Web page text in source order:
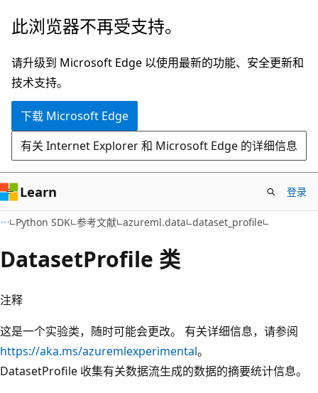
跳
主
要
内
跳
页
内
导
此浏览器不再受支持。
请升级到 Microsoft Edge 以使用最新的功能、安全更新和
技术支持。
下载 Microsoft Edge
有关 Internet Explorer 和 Microsoft Edge 的详细信息
Learn 登录
Python SDK 参考文献 azureml.data dataset_profile
DatasetProfile 类
注释
这是一个实验类，随时可能会更改。 有关详细信息，请参阅
https://aka.ms/azuremlexperimental。
DatasetProfile 收集有关数据流生成的数据的摘要统计信息。